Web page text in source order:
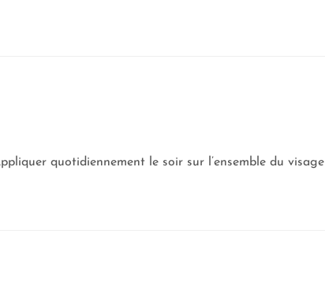
quotidiennement le soir sur l’ensemble du visage